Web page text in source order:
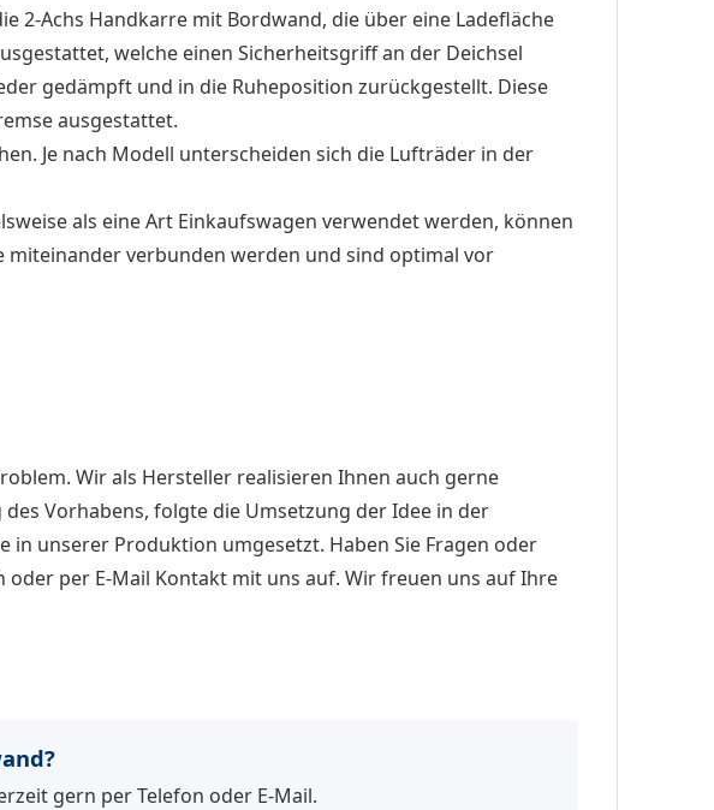
2-Achs Handkarre mit Bordwand, die über eine Ladefläche
welche einen Sicherheitsgriff an der Deichsel
gedämpft und in die Ruheposition zurückgestellt. Diese
ausgestattet.
Je nach Modell unterscheiden sich die Lufträder in der
als eine Art Einkaufswagen verwendet werden, können
miteinander verbunden werden und sind optimal vor
Wir als Hersteller realisieren Ihnen auch gerne
Vorhabens, folgte die Umsetzung der Idee in der
unserer Produktion umgesetzt. Haben Sie Fragen oder
per E-Mail Kontakt mit uns auf. Wir freuen uns auf Ihre
gern per Telefon oder E-Mail.